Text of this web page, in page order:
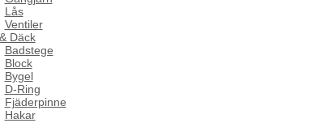
Lås
Ventiler
Däck
Badstege
Block
Bygel
D-Ring
Fjäderpinne
Hakar
514 WS9245 A2 Typ Z for M10